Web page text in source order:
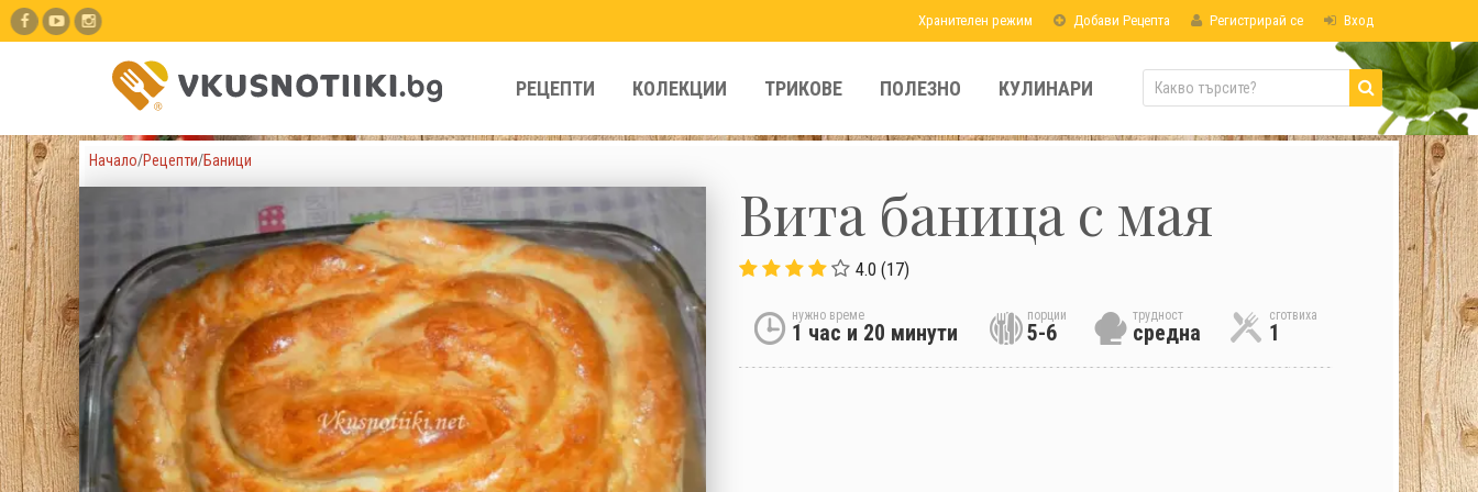
Хранителен режим Добави Рецепта Регистрирай се Вход
РЕЦЕПТИ КОЛЕКЦИИ ТРИКОВЕ ПОЛЕЗНО КУЛИНАРИ
Начало/Рецепти/Баници
Вита баница с мая
4.0 (17)
нужно време
1 час и 20 минути
порции
5-6
трудност
средна
сготвиха
1